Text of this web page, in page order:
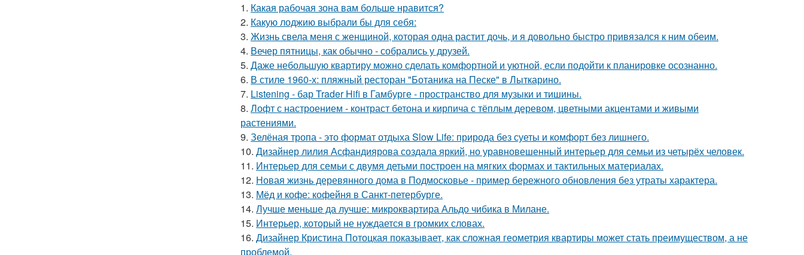
1. Какая рабочая зона вам больше нравится?
2. Какую лоджию выбрали бы для себя:
3. Жизнь свела меня с женщиной, которая одна растит дочь, и я довольно быстро привязался к ним обеим.
4. Вечер пятницы, как обычно - собрались у друзей.
5. Даже небольшую квартиру можно сделать комфортной и уютной, если подойти к планировке осознанно.
6. В стиле 1960-х: пляжный ресторан "Ботаника на Песке" в Лыткарино.
7. Listening - бар Trader Hifi в Гамбурге - пространство для музыки и тишины.
8. Лофт с настроением - контраст бетона и кирпича с тёплым деревом, цветными акцентами и живыми
растениями.
9. Зелёная тропа - это формат отдыха Slow Life: природа без суеты и комфорт без лишнего.
10. Дизайнер лилия Асфандиярова создала яркий, но уравновешенный интерьер для семьи из четырёх человек.
11. Интерьер для семьи с двумя детьми построен на мягких формах и тактильных материалах.
12. Новая жизнь деревянного дома в Подмосковье - пример бережного обновления без утраты характера.
13. Мёд и кофе: кофейня в Санкт-петербурге.
14. Лучше меньше да лучше: микроквартира Альдо чибика в Милане.
15. Интерьер, который не нуждается в громких словах.
16. Дизайнер Кристина Потоцкая показывает, как сложная геометрия квартиры может стать преимуществом, а не
проблемой.